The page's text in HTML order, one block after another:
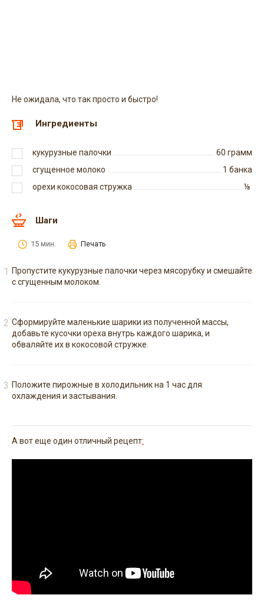
Не ожидала, что так просто и быстро!
Ингредиенты
кукурузные палочки 60 грамм
сгущенное молоко
1 банка
орехи кокосовая стружка
⅛
Шаги
15 мин. Печать
Пропустите кукурузные палочки через мясорубку и смешайте
с сгущенным молоком.
Сформируйте маленькие шарики из полученной массы,
добавьте кусочки ореха внутрь каждого шарика, и
обваляйте их в кокосовой стружке.
Положите пирожные в холодильник на 1 час для
охлаждения и застывания.
А вот еще один отличный рецепт: